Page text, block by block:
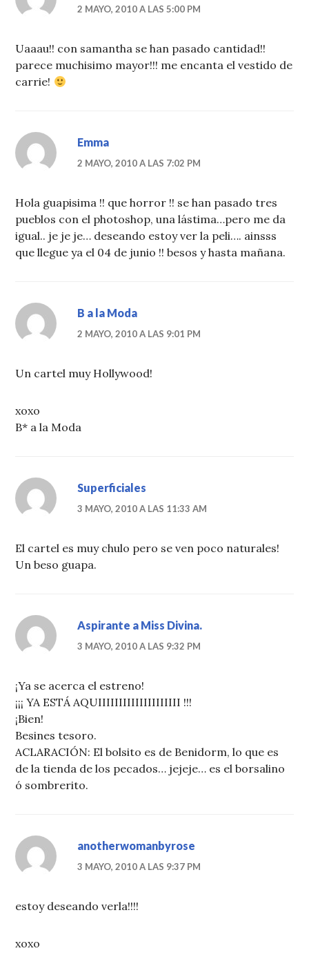
2 MAYO, 2010 A LAS 5:00 PM
Uaaau!! con samantha se han pasado cantidad!!
parece muchisimo mayor!!! me encanta el vestido de
carrie!
Emma
2 MAYO, 2010 A LAS 7:02 PM
Hola guapisima !! que horror !! se han pasado tres
pueblos con el photoshop, una lástima…pero me da
igual.. je je je… deseando estoy ver la peli…. ainsss
que llegue ya el 04 de junio !! besos y hasta mañana.
B a la Moda
2 MAYO, 2010 A LAS 9:01 PM
Un cartel muy Hollywood!
xoxo
B* a la Moda
Superficiales
3 MAYO, 2010 A LAS 11:33 AM
El cartel es muy chulo pero se ven poco naturales!
Un beso guapa.
Aspirante a Miss Divina.
3 MAYO, 2010 A LAS 9:32 PM
¡Ya se acerca el estreno!
¡¡¡ YA ESTÁ AQUIIIIIIIIIIIIIIIIIIII !!!
¡Bien!
Besines tesoro.
ACLARACIÓN: El bolsito es de Benidorm, lo que es
de la tienda de los pecados… jejeje… es el borsalino
ó sombrerito.
anotherwomanbyrose
3 MAYO, 2010 A LAS 9:37 PM
estoy deseando verla!!!!
xoxo